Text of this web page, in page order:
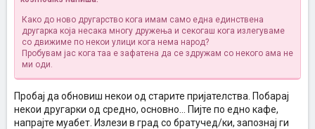
Како до ново другарство кога имам само една единствена
другарка која несака многу дружења и секогаш кога излегуваме
со движиме по некои улици кога нема народ?
Пробувам јас кога таа е зафатена да се здружам со некого ама не
ми оди.
Пробај да обновиш некои од старите пријателства. Побарај
некои другарки од средно, основно... Пијте по едно кафе,
напрајте муабет. Излези в град со братучед/ки, запознај ги